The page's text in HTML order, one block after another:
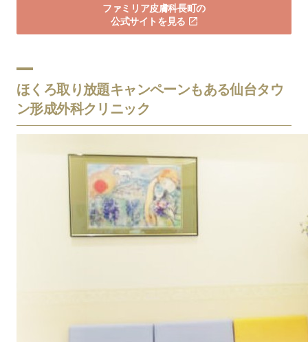
ファミリア皮膚科長町の
公式サイトを見る
ほくろ取り放題キャンペーンもある仙台タウ
ン形成外科クリニック